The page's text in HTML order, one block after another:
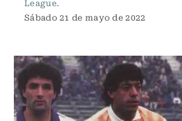
League.
Sábado 21 de mayo de 2022